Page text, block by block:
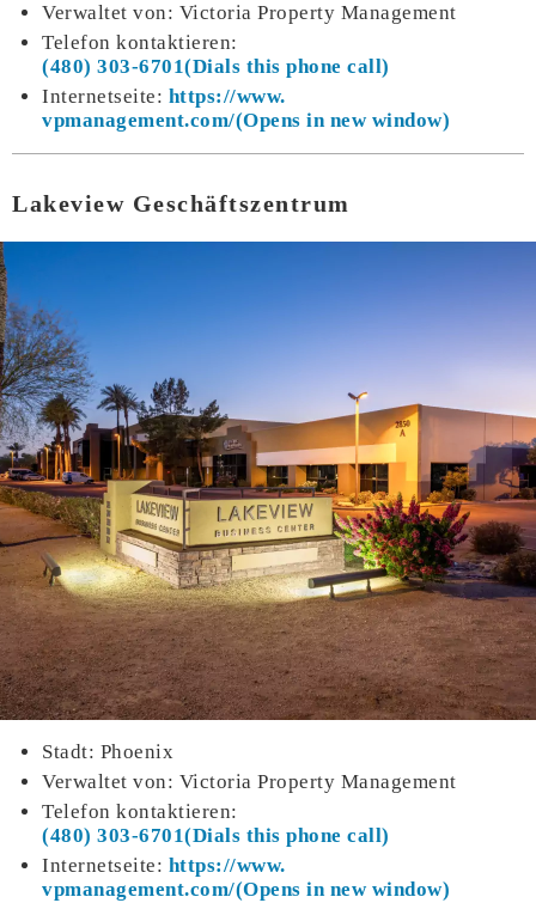
Verwaltet von: Victoria Property Management
Telefon kontaktieren:
(480) 303-6701
Internetseite: https://www.
vpmanagement.com/
Lakeview Geschäftszentrum
Stadt: Phoenix
Verwaltet von: Victoria Property Management
Telefon kontaktieren:
(480) 303-6701
Internetseite: https://www.
vpmanagement.com/